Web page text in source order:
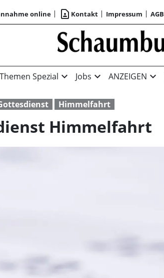
online contact_page Kontakt Impressum AGB
Themen Spezial expand_more Jobs expand_more ANZEIGEN expand_more
Himmelfahrt
Himmelfahrt